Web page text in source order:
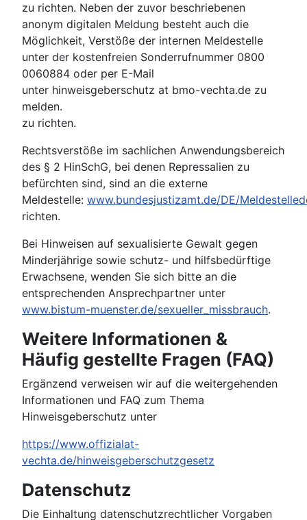
zu richten. Neben der zuvor beschriebenen
anonym digitalen Meldung besteht auch die
Möglichkeit, Verstöße der internen Meldestelle
unter der kostenfreien Sonderrufnummer 0800
0060884 oder per E-Mail
unter hinweisgeberschutz at bmo-vechta.de zu
melden.
zu richten.
Rechtsverstöße im sachlichen Anwendungsbereich
des § 2 HinSchG, bei denen Repressalien zu
befürchten sind, sind an die externe
Meldestelle: www.bundesjustizamt.de/DE/
richten.
Bei Hinweisen auf sexualisierte Gewalt gegen
Minderjährige sowie schutz- und hilfsbedürftige
Erwachsene, wenden Sie sich bitte an die
entsprechenden Ansprechpartner unter
www.bistum-muenster.de/sexueller_missbrauch.
Weitere Informationen &
Häufig gestellte Fragen (FAQ)
Ergänzend verweisen wir auf die weitergehenden
Informationen und FAQ zum Thema
Hinweisgeberschutz unter
https://www.offizialat-
vechta.de/hinweisgeberschutzgesetz
Datenschutz
Die Einhaltung datenschutzrechtlicher Vorgaben